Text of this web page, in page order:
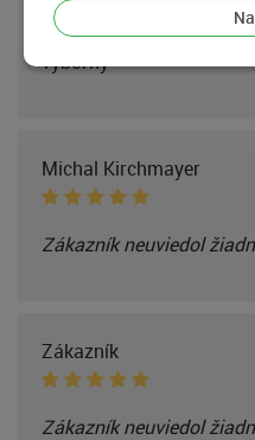
výborný
Michal Kirchmayer
Zákazník neuviedol
Zákazník
Zákazník neuviedol